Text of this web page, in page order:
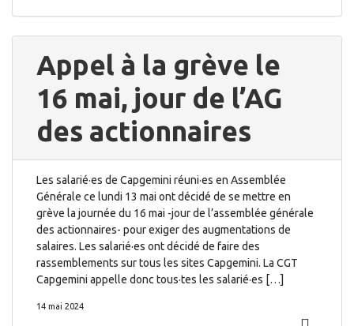
Appel à la grève le
16 mai, jour de l’AG
des actionnaires
Les salarié·es de Capgemini réuni·es en Assemblée
Générale ce lundi 13 mai ont décidé de se mettre en
grève la journée du 16 mai -jour de l’assemblée générale
des actionnaires- pour exiger des augmentations de
salaires. Les salarié·es ont décidé de faire des
rassemblements sur tous les sites Capgemini. La CGT
Capgemini appelle donc tous·tes les salarié·es […]
14 mai 2024